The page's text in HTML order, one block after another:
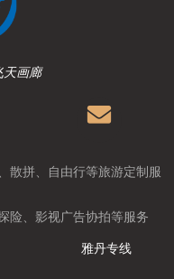
天画廊
散拼、自由行等旅游定制服
险、影视广告协拍等服务
雅丹专线